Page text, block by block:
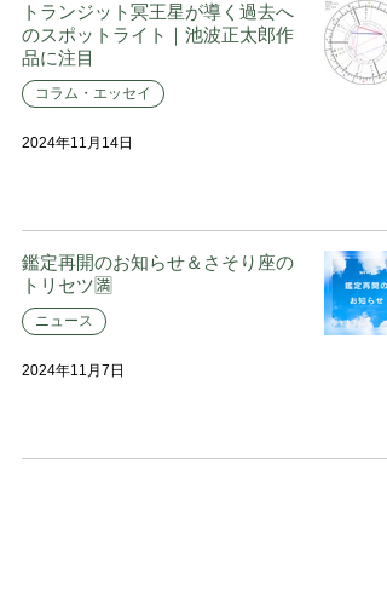
トランジット冥王星が導く過去へ
のスポットライト｜池波正太郎作
品に注目
コラム・エッセイ
2024年11月14日
鑑定再開のお知らせ＆さそり座の
トリセツ🈵
ニュース
2024年11月7日